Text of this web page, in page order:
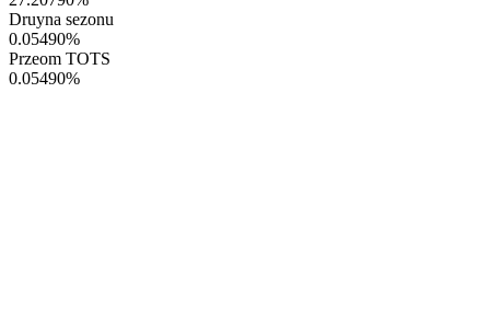
Druyna sezonu
0.05490%
Przeom TOTS
0.05490%